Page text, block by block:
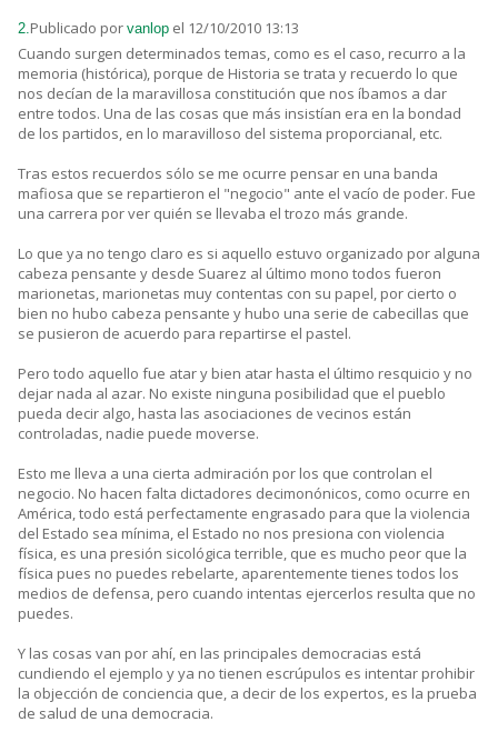
2.Publicado por vanlop el 12/10/2010 13:13
Cuando surgen determinados temas, como es el caso, recurro a la
memoria (histórica), porque de Historia se trata y recuerdo lo que
nos decían de la maravillosa constitución que nos íbamos a dar
entre todos. Una de las cosas que más insistían era en la bondad
de los partidos, en lo maravilloso del sistema proporcianal, etc.
Tras estos recuerdos sólo se me ocurre pensar en una banda
mafiosa que se repartieron el "negocio" ante el vacío de poder. Fue
una carrera por ver quién se llevaba el trozo más grande.
Lo que ya no tengo claro es si aquello estuvo organizado por alguna
cabeza pensante y desde Suarez al último mono todos fueron
marionetas, marionetas muy contentas con su papel, por cierto o
bien no hubo cabeza pensante y hubo una serie de cabecillas que
se pusieron de acuerdo para repartirse el pastel.
Pero todo aquello fue atar y bien atar hasta el último resquicio y no
dejar nada al azar. No existe ninguna posibilidad que el pueblo
pueda decir algo, hasta las asociaciones de vecinos están
controladas, nadie puede moverse.
Esto me lleva a una cierta admiración por los que controlan el
negocio. No hacen falta dictadores decimonónicos, como ocurre en
América, todo está perfectamente engrasado para que la violencia
del Estado sea mínima, el Estado no nos presiona con violencia
física, es una presión sicológica terrible, que es mucho peor que la
física pues no puedes rebelarte, aparentemente tienes todos los
medios de defensa, pero cuando intentas ejercerlos resulta que no
puedes.
Y las cosas van por ahí, en las principales democracias está
cundiendo el ejemplo y ya no tienen escrúpulos es intentar prohibir
la objección de conciencia que, a decir de los expertos, es la prueba
de salud de una democracia.